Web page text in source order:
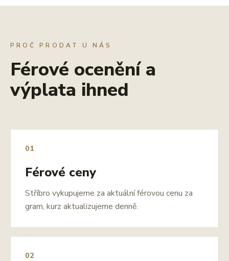
PROČ PRODAT U NÁS
Férové ocenění a
výplata ihned
01
Férové ceny
Stříbro vykupujeme za aktuální férovou cenu za
gram, kurz aktualizujeme denně.
02